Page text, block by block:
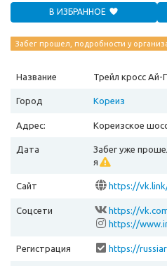
В ИЗБРАННОЕ
Забег прошел, подробности у
Название Трейл кросс Ай-
Город Кореиз
Адрес: Кореизское
Дата
Забег уже
я
Сайт https://
Соцсети
https://
https://
Регистрация
https://